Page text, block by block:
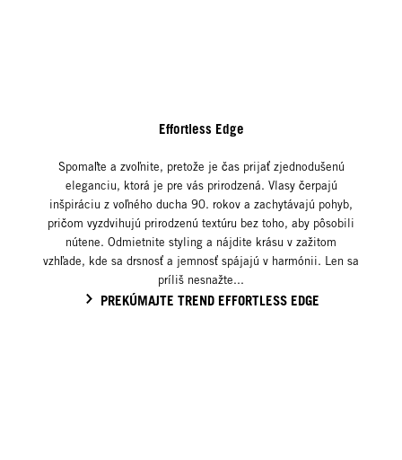
Effortless Edge
Spomaľte a zvoľnite, pretože je čas prijať zjednodušenú
eleganciu, ktorá je pre vás prirodzená. Vlasy čerpajú
inšpiráciu z voľného ducha 90. rokov a zachytávajú pohyb,
pričom vyzdvihujú prirodzenú textúru bez toho, aby pôsobili
nútene. Odmietnite styling a nájdite krásu v zažitom
vzhľade, kde sa drsnosť a jemnosť spájajú v harmónii. Len sa
príliš nesnažte...
PREKÚMAJTE TREND EFFORTLESS EDGE